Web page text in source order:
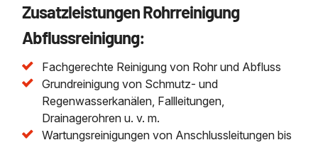
Zusatzleistungen Rohrreinigung
Abflussreinigung:
Fachgerechte Reinigung von Rohr und Abfluss
Grundreinigung von Schmutz- und
Regenwasserkanälen, Fallleitungen,
Drainagerohren u. v. m.
Wartungsreinigungen von Anschlussleitungen bis